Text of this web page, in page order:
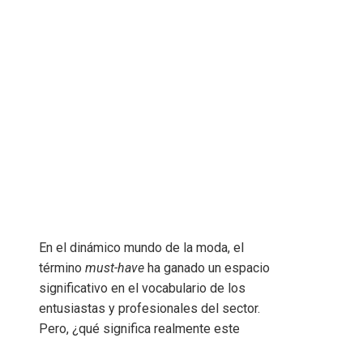
En el dinámico mundo de la moda, el
término must-have ha ganado un espacio
significativo en el vocabulario de los
entusiastas y profesionales del sector.
Pero, ¿qué significa realmente este